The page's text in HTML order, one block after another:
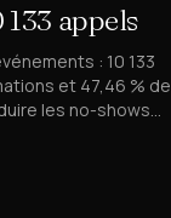
133 appels
: 10 133
et 47,46 % de
les no-shows